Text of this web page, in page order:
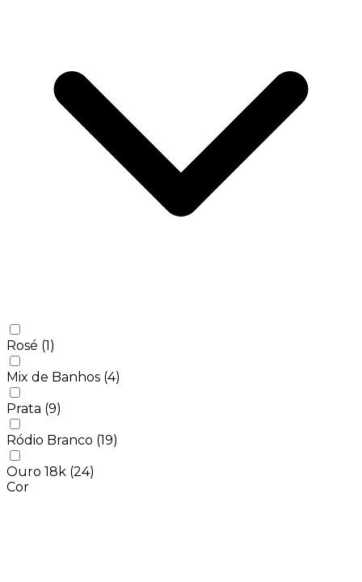
Rosé (1)
Mix de Banhos (4)
Prata (9)
Ródio Branco (19)
Ouro 18k (24)
Cor